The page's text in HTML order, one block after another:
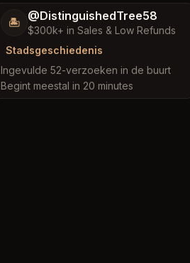
🏝️ @DistinguishedTree58
$300k+ in Sales & Low Refunds
Stadsgeschiedenis
Ingevulde 52-verzoeken in de buurt
Begint meestal in 20 minutes